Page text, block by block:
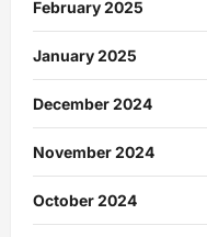
February 2025
January 2025
December 2024
November 2024
October 2024